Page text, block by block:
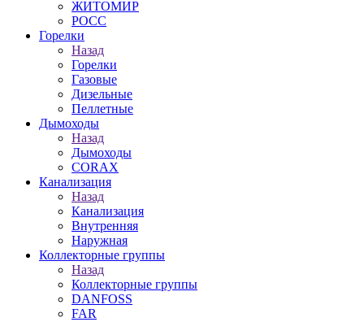
ЖИТОМИР
РОСС
Горелки
Назад
Горелки
Газовые
Дизельные
Пеллетные
Дымоходы
Назад
Дымоходы
CORAX
Канализация
Назад
Канализация
Внутренняя
Наружная
Коллекторные группы
Назад
Коллекторные группы
DANFOSS
FAR